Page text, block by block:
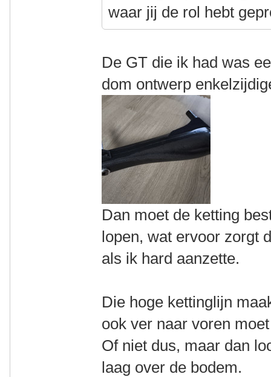
waar jij de rol hebt
De GT die ik had was
dom ontwerp
Dan moet de ketting
lopen, wat ervoor zorgt
als ik hard aanzette.
Die hoge kettinglijn
ook ver naar voren
Of niet dus, maar dan
laag over de bodem.